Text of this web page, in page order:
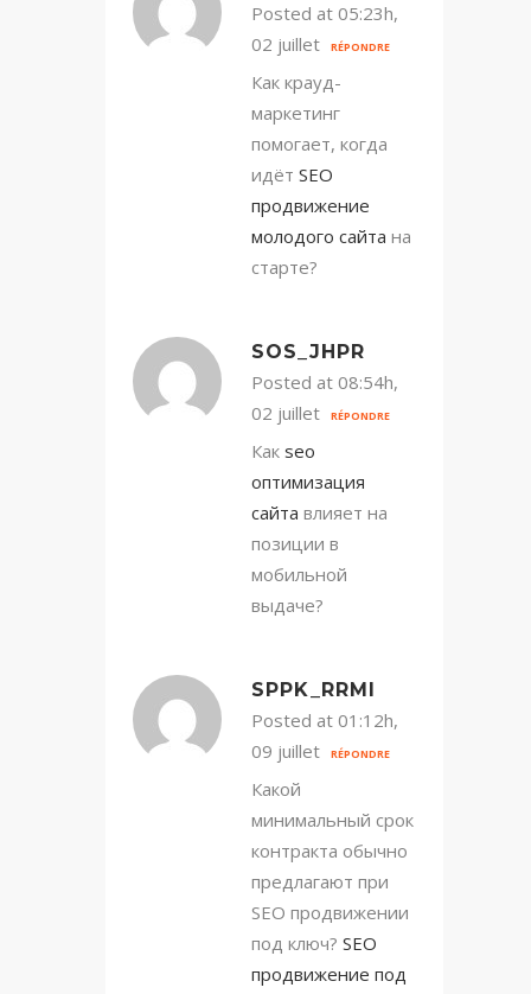
Posted at 05:23h,
02 juillet
RÉPONDRE
Как крауд-
маркетинг
помогает, когда
идёт SEO
продвижение
молодого сайта на
старте?
SOS_JHPR
Posted at 08:54h,
02 juillet
RÉPONDRE
Как seo
оптимизация
сайта влияет на
позиции в
мобильной
выдаче?
SPPK_RRMI
Posted at 01:12h,
09 juillet
RÉPONDRE
Какой
минимальный срок
контракта обычно
предлагают при
SEO продвижении
под ключ? SEO
продвижение под